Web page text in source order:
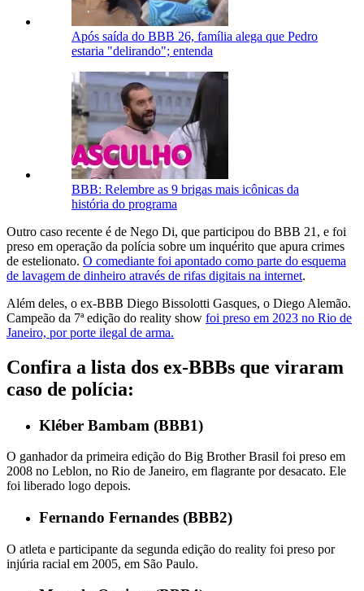
Após saída do BBB 26, família alega que Pedro
estaria "delirando"; entenda
BBB: Relembre as 9 brigas mais icônicas da
história do programa
Outro caso recente é de Nego Di, que participou do BBB 21, e foi
preso em operação da polícia sobre um inquérito que apura crimes
de estelionato. O comediante foi apontado como parte do esquema
de lavagem de dinheiro através de rifas digitais na internet.
Além deles, o ex-BBB Diego Bissolotti Gasques, o Diego Alemão.
Campeão da 7ª edição do reality show foi preso em 2023 no Rio de
Janeiro, por porte ilegal de arma.
Confira a lista dos ex-BBBs que viraram
caso de polícia:
Kléber Bambam (BBB1)
O ganhador da primeira edição do Big Brother Brasil foi preso em
2008 no Leblon, no Rio de Janeiro, em flagrante por desacato. Ele
foi liberado logo depois.
Fernando Fernandes (BBB2)
O atleta e participante da segunda edição do reality foi preso por
injúria racial em 2005, em São Paulo.